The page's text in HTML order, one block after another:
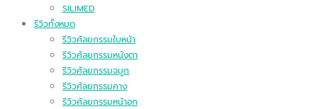
SILIMED
รีวิวทั้งหมด
รีวิวศัลยกรรมใบหน้า
รีวิวศัลยกรรมหนังตา
รีวิวศัลยกรรมจมูก
รีวิวศัลยกรรมคาง
รีวิวศัลยกรรมหน้าอก